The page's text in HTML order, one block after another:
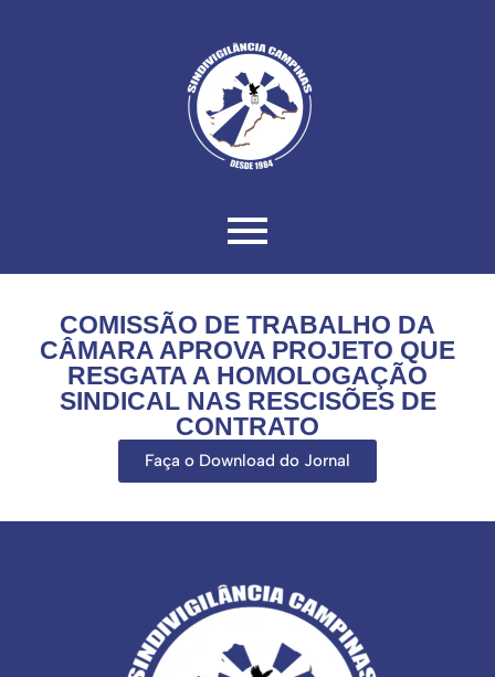
COMISSÃO DE TRABALHO DA
CÂMARA APROVA PROJETO QUE
RESGATA A HOMOLOGAÇÃO
SINDICAL NAS RESCISÕES DE
CONTRATO
Faça o Download do Jornal